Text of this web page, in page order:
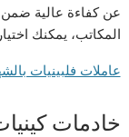
عن كفاءة عالية ضمن
المكاتب، يمكنك
عاملات فلبينيات
خادمات